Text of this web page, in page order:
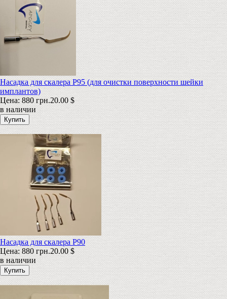
Насадка для скалера P95 (для очистки поверхности шейки
имплантов)
Цена:880 грн.20.00 $
в наличии
Насадка для скалера P90
Цена:880 грн.20.00 $
в наличии